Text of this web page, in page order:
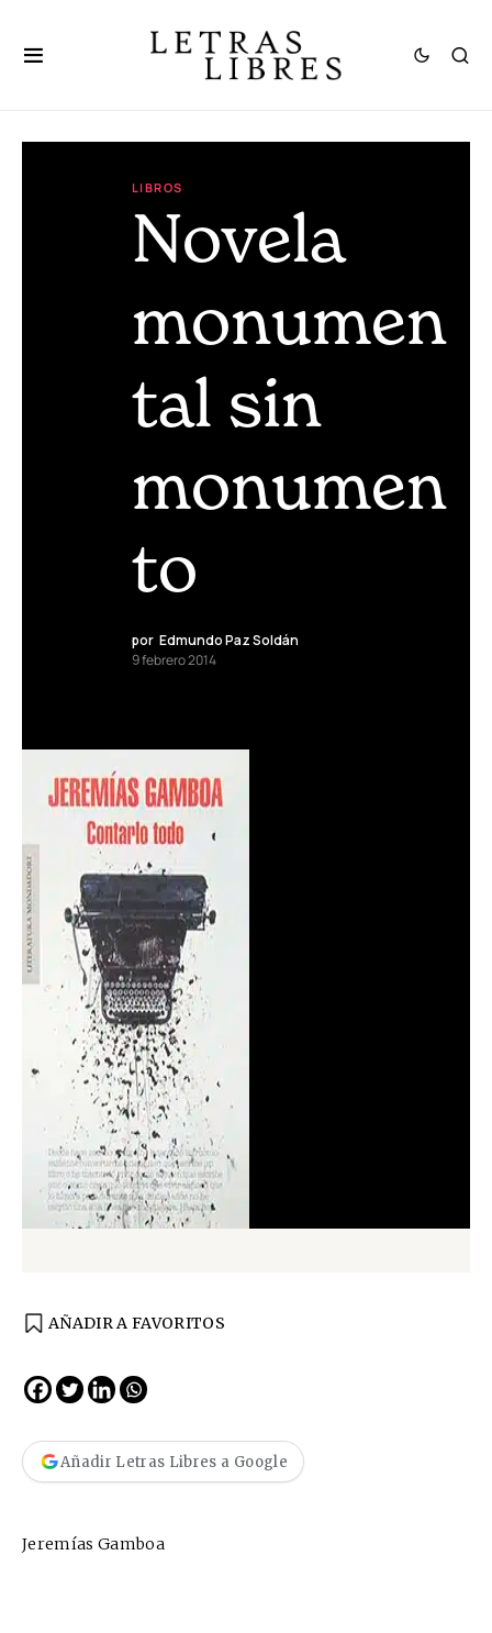
LIBROS
Novela
monumen
tal sin
monumen
to
por Edmundo Paz Soldán
9 febrero 2014
AÑADIR A FAVORITOS
Añadir Letras Libres a Google
Jeremías Gamboa